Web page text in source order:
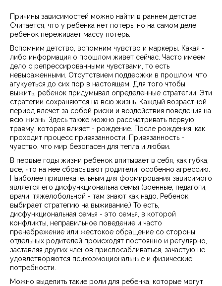
Причины зависимостей можно найти в раннем детстве.
Считается, что у ребенка нет потерь, но на самом деле
ребенок переживает массу потерь.
Вспомним детство, вспомним чувство и маркеры. Какая -
либо информация о прошлом живет сейчас. Часто имеем
дело с репрессированными чувствами, то есть
невыраженными. Отсутствием поддержки в прошлом, что
агукуеться до сих пор в настоящем. Для того чтобы
выжить, ребенок придумывал определенные стратегии. Эти
стратегии сохраняются на всю жизнь. Каждый возрастной
период влечет за собой риски и воздействия поведения на
всю жизнь. Здесь также можно рассматривать первую
травму, которая влияет - рождение. После рождения, как
проходит процесс привязанности. Привязанность -
чувство, что мир безопасен для тепла и любви.
В первые годы жизни ребенок впитывает в себя, как губка,
все, что на нее сбрасывают родители, особенно агрессию.
Наиболее привлекательным для формирования зависимого
является его дисфункциональна семья (военные, педагоги,
врачи, тяжелобольной - там знают как надо. Ребенок
выбирает стратегию на выживание.) То есть,
дисфункциональная семья - это семья, в которой
конфликты, неправильное поведение и часто
пренебрежение или жестокое обращение со стороны
отдельных родителей происходят постоянно и регулярно,
заставляя других членов приспосабливаться, зачастую не
удовлетворяются психоэмоциональные и физические
потребности.
Можно выделить такие роли для ребенка, которые могут